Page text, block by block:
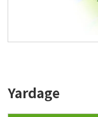
Yardage